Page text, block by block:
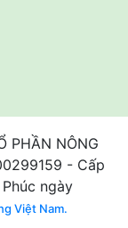
PHẦN NÔNG
- Cấp
ngày
Việt Nam.